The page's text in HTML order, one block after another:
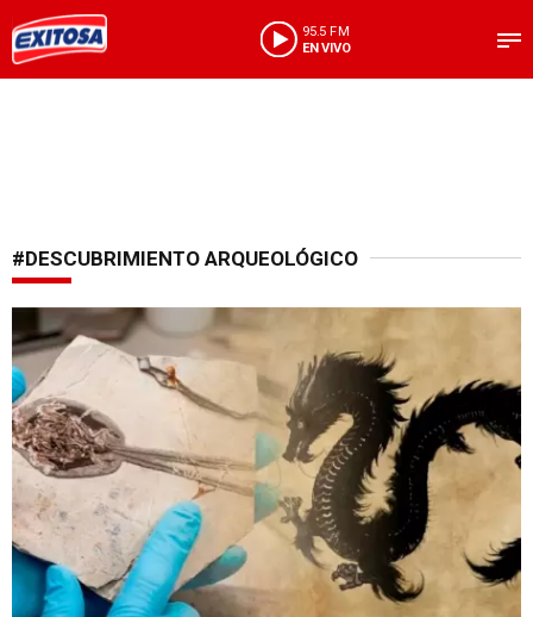
95.5 FM
EN VIVO
#DESCUBRIMIENTO ARQUEOLÓGICO
Descubrimiento legendario